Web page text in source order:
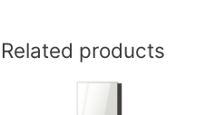
Related products